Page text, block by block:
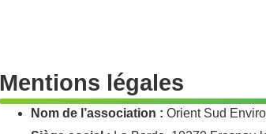
Mentions légales
Nom de l’association : Orient Sud